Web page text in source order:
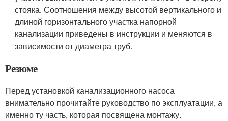
стояка. Соотношения между высотой вертикального и
длиной горизонтального участка напорной
канализации приведены в инструкции и меняются в
зависимости от диаметра труб.
Резюме
Перед установкой канализационного насоса
внимательно прочитайте руководство по эксплуатации, а
именно ту часть, которая посвящена монтажу.